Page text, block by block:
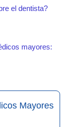
el dentista?
mayores:
Mayores